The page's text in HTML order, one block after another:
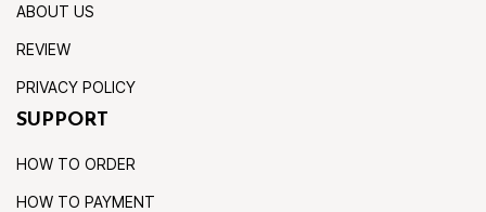
ABOUT US
REVIEW
PRIVACY POLICY
SUPPORT
HOW TO ORDER
HOW TO PAYMENT